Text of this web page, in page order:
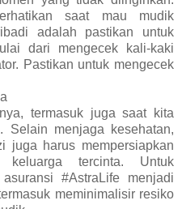
saat mau mudik
adalah pastikan untuk
dari mengecek kali-kaki
Pastikan untuk mengecek
termasuk juga saat kita
Selain menjaga kesehatan,
juga harus mempersiapkan
keluarga tercinta. Untuk
#AstraLife menjadi
meminimalisir resiko